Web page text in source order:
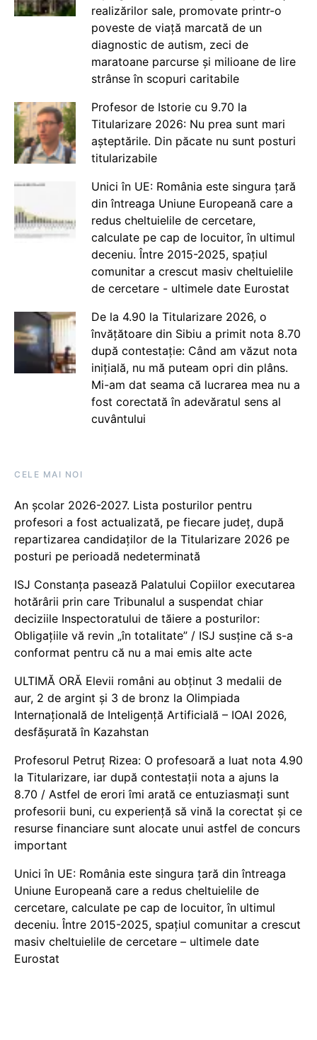
realizărilor sale, promovate printr-o
poveste de viață marcată de un
diagnostic de autism, zeci de
maratoane parcurse și milioane de lire
strânse în scopuri caritabile
Profesor de Istorie cu 9.70 la
Titularizare 2026: Nu prea sunt mari
așteptările. Din păcate nu sunt posturi
titularizabile
Unici în UE: România este singura țară
din întreaga Uniune Europeană care a
redus cheltuielile de cercetare,
calculate pe cap de locuitor, în ultimul
deceniu. Între 2015-2025, spațiul
comunitar a crescut masiv cheltuielile
de cercetare - ultimele date Eurostat
De la 4.90 la Titularizare 2026, o
învățătoare din Sibiu a primit nota 8.70
după contestație: Când am văzut nota
inițială, nu mă puteam opri din plâns.
Mi-am dat seama că lucrarea mea nu a
fost corectată în adevăratul sens al
cuvântului
CELE MAI NOI
An școlar 2026-2027. Lista posturilor pentru
profesori a fost actualizată, pe fiecare județ, după
repartizarea candidaților de la Titularizare 2026 pe
posturi pe perioadă nedeterminată
ISJ Constanța pasează Palatului Copiilor executarea
hotărârii prin care Tribunalul a suspendat chiar
deciziile Inspectoratului de tăiere a posturilor:
Obligațiile vă revin „în totalitate” / ISJ susține că s-a
conformat pentru că nu a mai emis alte acte
ULTIMĂ ORĂ Elevii români au obținut 3 medalii de
aur, 2 de argint și 3 de bronz la Olimpiada
Internațională de Inteligență Artificială – IOAI 2026,
desfășurată în Kazahstan
Profesorul Petruț Rizea: O profesoară a luat nota 4.90
la Titularizare, iar după contestații nota a ajuns la
8.70 / Astfel de erori îmi arată ce entuziasmați sunt
profesorii buni, cu experiență să vină la corectat și ce
resurse financiare sunt alocate unui astfel de concurs
important
Unici în UE: România este singura țară din întreaga
Uniune Europeană care a redus cheltuielile de
cercetare, calculate pe cap de locuitor, în ultimul
deceniu. Între 2015-2025, spațiul comunitar a crescut
masiv cheltuielile de cercetare – ultimele date
Eurostat